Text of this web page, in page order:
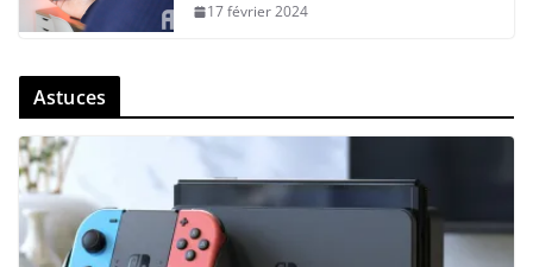
17 février 2024
Astuces